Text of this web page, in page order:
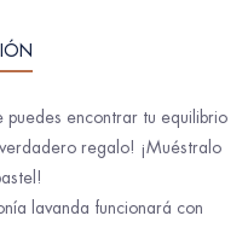
encontrar tu equilibrio
regalo! ¡Muéstralo
lavanda funcionará con